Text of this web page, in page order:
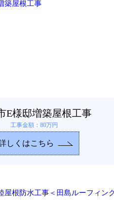
E様邸増築屋根工事
工事金額：80万円
しくはこちら